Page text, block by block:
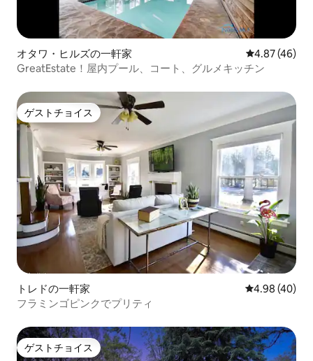
オタワ・ヒルズの一軒家 レビュー46
4.87 (46)
GreatEstate！屋内プール、コート、グルメキッチン
ゲストチョイス
ゲストチョイス
トレドの一軒家 レビュー40
4.98 (40)
フラミンゴピンクでプリティ
ゲストチョイス
ゲストチョイス